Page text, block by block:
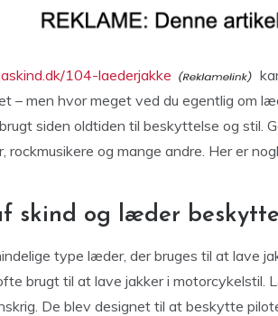
104-laederjakke
– men hvor meget ved du egentlig om
siden oldtiden til beskyttelse og stil.
rockmusikere og mange andre. Her er
skind og læder
type læder, der bruges til at lave
brugt til at lave jakker i motorcykelstil.
De blev designet til at beskytte